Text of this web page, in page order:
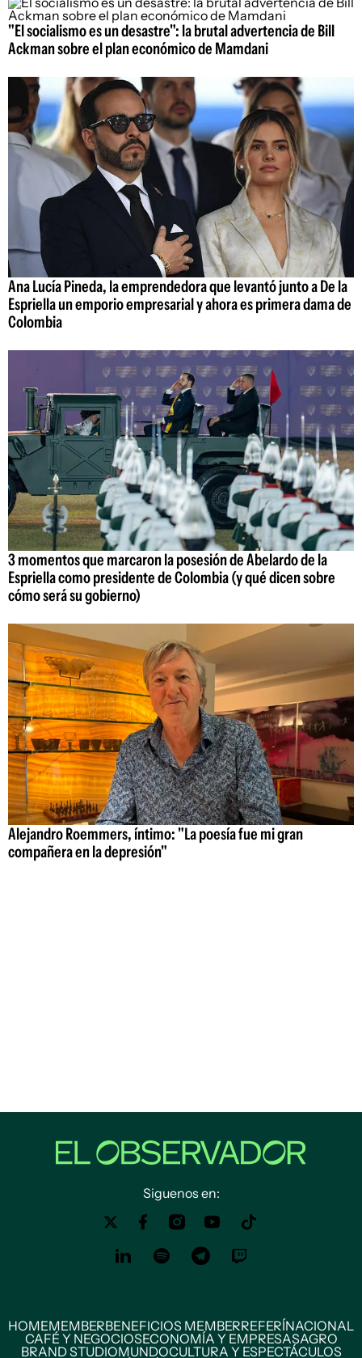
"El socialismo es un desastre": la brutal advertencia de Bill
Ackman sobre el plan económico de Mamdani
Ana Lucía Pineda, la emprendedora que levantó junto a De la
Espriella un emporio empresarial y ahora es primera dama de
Colombia
3 momentos que marcaron la posesión de Abelardo de la
Espriella como presidente de Colombia (y qué dicen sobre
cómo será su gobierno)
Alejandro Roemmers, íntimo: "La poesía fue mi gran
compañera en la depresión"
Siguenos en:
HOMEMEMBERBENEFICIOS MEMBERREFERÍNACIONAL
CAFÉ Y NEGOCIOSECONOMÍA Y EMPRESASAGRO
BRAND STUDIOMUNDOCULTURA Y ESPECTÁCULOS